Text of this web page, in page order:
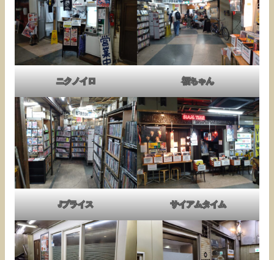
ニクノイロ 福ちゃん
Jプライス サイアムタイム